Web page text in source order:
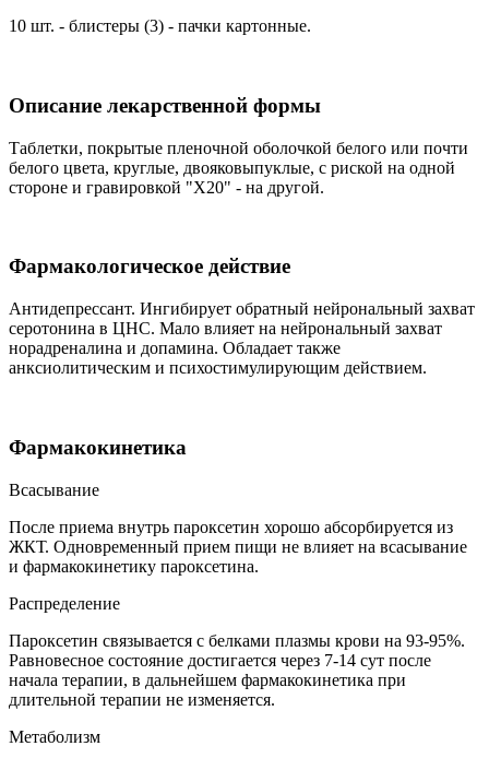
10 шт. - блистеры (3) - пачки картонные.
Описание лекарственной формы
Таблетки, покрытые пленочной оболочкой белого или почти
белого цвета, круглые, двояковыпуклые, с риской на одной
стороне и гравировкой "Х20" - на другой.
Фармакологическое действие
Антидепрессант. Ингибирует обратный нейрональный захват
серотонина в ЦНС. Мало влияет на нейрональный захват
норадреналина и допамина. Обладает также
анксиолитическим и психостимулирующим действием.
Фармакокинетика
Всасывание
После приема внутрь пароксетин хорошо абсорбируется из
ЖКТ. Одновременный прием пищи не влияет на всасывание
и фармакокинетику пароксетина.
Распределение
Пароксетин связывается с белками плазмы крови на 93-95%.
Равновесное состояние достигается через 7-14 сут после
начала терапии, в дальнейшем фармакокинетика при
длительной терапии не изменяется.
Метаболизм